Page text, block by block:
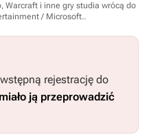
Warcraft i inne gry studia wrócą do
/ Microsoft..
wstępną rejestrację do
ją przeprowadzić